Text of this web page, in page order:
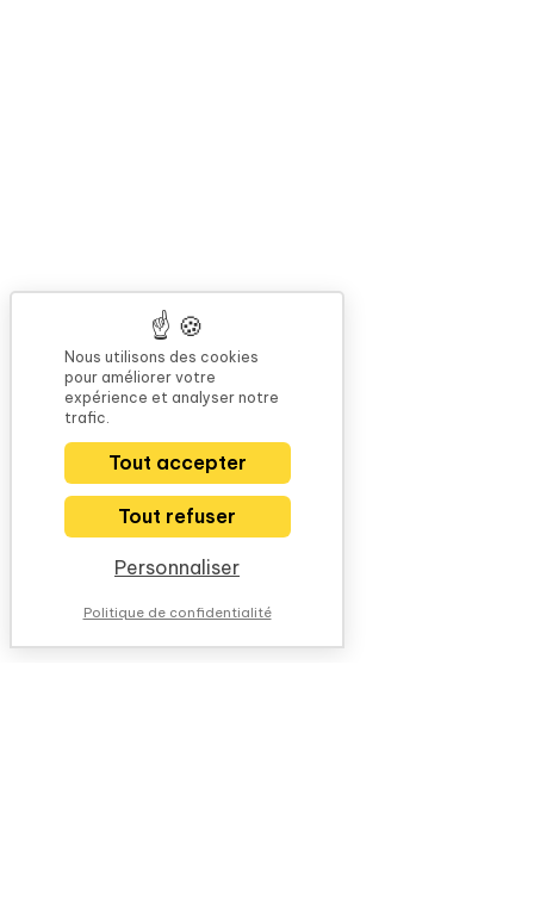
Nous utilisons des cookies
pour améliorer votre
expérience et analyser notre
trafic.
Tout accepter
Tout refuser
Personnaliser
Politique de confidentialité